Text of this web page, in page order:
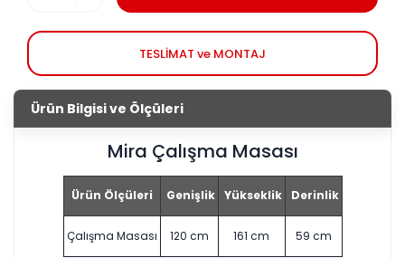
TESLİMAT ve MONTAJ
Ürün Bilgisi ve Ölçüleri
Mira Çalışma Masası
Ürün Ölçüleri Genişlik Yükseklik Derinlik
Çalışma Masası 120 cm 161 cm 59 cm